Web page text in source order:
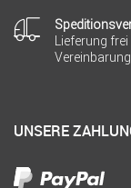
Lieferung
Vereinbarung
UNSERE